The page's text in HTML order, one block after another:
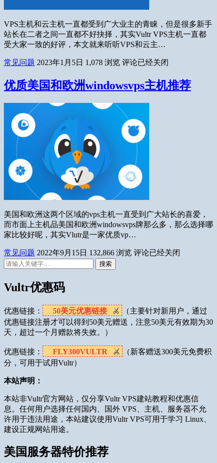
VPS主机和云主机一直都受到广大业主的青睐，但是很多新手
站长在二者之间一直都不好抉择，其实Vultr VPS主机一直都
受大家一致的好评，本文就来听听VPS和云主…
常见问题 2023年1月5日 1,078 浏览 评论已经关闭
优质美国和欧洲windowsvps主机推荐
美国和欧洲这两个区域的vps主机一直受到广大站长的喜爱，
而市面上主机品美国和欧洲windowsvps牌那么多，那么选择哪
家比较好呢，其实Vlutr是一家优质vp…
常见问题 2022年9月15日 132,866 浏览 评论已经关闭
搜索
Vultr优惠码
优惠链接： 50美元优惠链接
（主要针对新用户，通过
优惠链接注册才可以得到50美元赠送，注意50美元有效期为30
天，超过一个月赠款将失效。）
优惠链接： FLY300VULTR
（新客赠送300美元免费积
分，可用于试用Vultr）
本站声明：
本站非Vultr官方网站，仅分享Vultr VPS建站教程和优惠信
息。任何用户选择任何国内、国外 VPS、主机、服务器不允
许用于违法用途，本站建议使用Vultr VPS可用于学习 Linux、
建设正规网站用途。
美国服务器特价推荐